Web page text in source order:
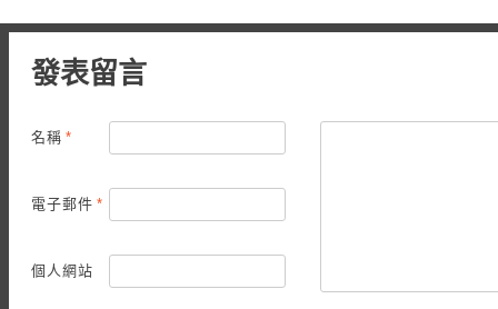
發表留言
名稱 *
電子郵件 *
個人網站